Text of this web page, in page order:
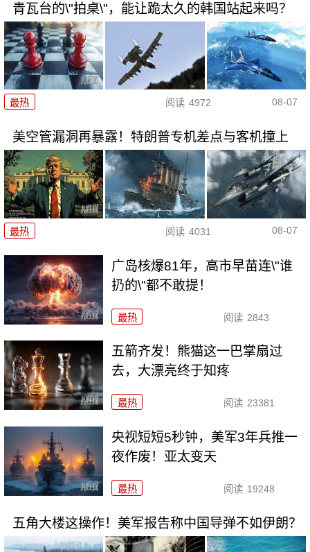
青瓦台的\"拍桌\"，能让跪太久的韩国站起来吗？
最热 阅读 4972 08-07
美空管漏洞再暴露！特朗普专机差点与客机撞上
最热 阅读 4031 08-07
广岛核爆81年，高市早苗连\"谁
扔的\"都不敢提！
最热 阅读 2843
五箭齐发！熊猫这一巴掌扇过
去，大漂亮终于知疼
最热 阅读 23381
央视短短5秒钟，美军3年兵推一
夜作废！亚太变天
最热 阅读 19248
五角大楼这操作！美军报告称中国导弹不如伊朗？